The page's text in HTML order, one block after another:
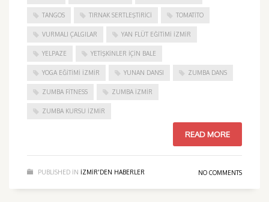
TANGOS TIRNAK SERTLEŞTIRICI TOMATITO
VURMALI ÇALGILAR YAN FLÜT EĞITIMI İZMIR
YELPAZE YETIŞKINLER IÇIN BALE
YOGA EĞITIMI İZMIR YUNAN DANSI ZUMBA DANS
ZUMBA FITNESS ZUMBA İZMIR
ZUMBA KURSU İZMIR
READ MORE
PUBLISHED IN IZMIR'DEN HABERLER NO COMMENTS